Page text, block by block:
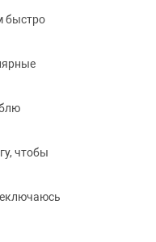
быстро
чтобы